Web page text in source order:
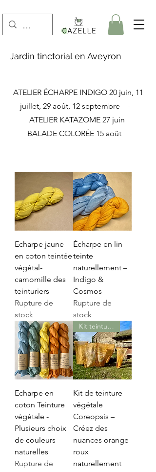
Jardin tinctorial en Aveyron
ATELIER ÉCHARPE INDIGO 20 juin, 11
juillet, 29 août, 12 septembre -
ATELIER KATAZOME 27 juin
BALADE COLORÉE 15 août
Echarpe jaune
en coton teintée
végétal-
camomille des
teinturiers
Rupture de
stock
Écharpe en lin
teinte
naturellement –
Indigo &
Cosmos
Rupture de
stock
Echarpe en
coton Teinture
végétale -
Plusieurs choix
de couleurs
naturelles
Rupture de
Kit teinture végétale
Kit de teinture
végétale
Coreopsis –
Créez des
nuances orange
roux
naturellement